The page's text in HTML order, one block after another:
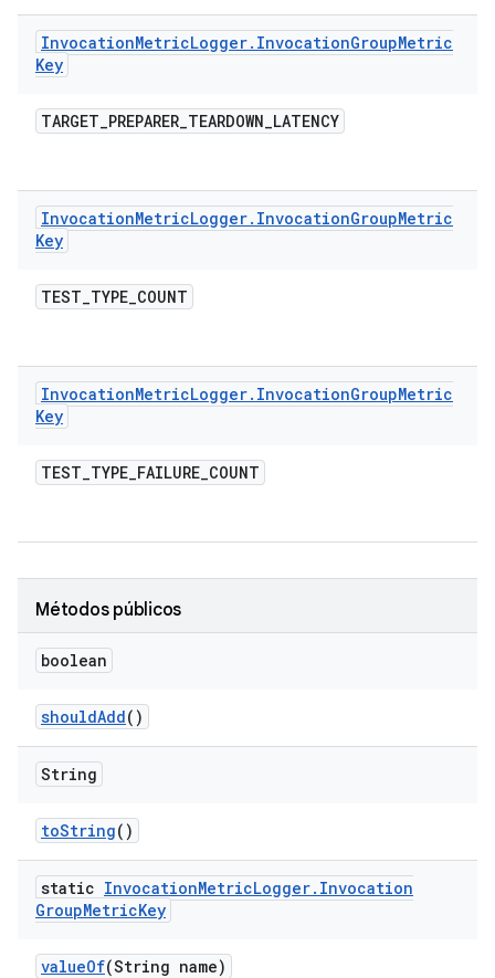
InvocationMetricLogger. InvocationGroupMetric
Key
TARGET_PREPARER_TEARDOWN_LATENCY
InvocationMetricLogger. InvocationGroupMetric
Key
TEST_TYPE_COUNT
InvocationMetricLogger. InvocationGroupMetric
Key
TEST_TYPE_FAILURE_COUNT
Métodos públicos
boolean
shouldAdd()
String
toString()
static InvocationMetricLogger. Invocation
GroupMetricKey
valueOf(String name)